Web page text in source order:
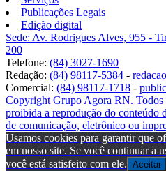
Publicações Legais
Edição digital
Sede: Av. Rodrigues Alves, 955 -
200
Telefone: (84) 3027-1690
Redação: (84) 98117-5384 -
Comercial: (84) 98117-1718 -
Copyright Grupo Agora RN. Todos
proibida a reprodução do conteúdo
de comunicação, eletrônico ou
Usamos cookies para garantir que
em nosso site. Se você continuar a
você está satisfeito com ele. Aceitar